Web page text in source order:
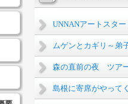
UNNANアートスタ
ムゲンとカギリ～弟
森の直前の夜 ツア
島根に寄席がやっ